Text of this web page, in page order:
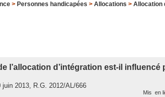
> Personnes handicapées > Allocations > Allocation
l’allocation d’intégration est-il influencé
2013, R.G. 2012/AL/666
Mis en